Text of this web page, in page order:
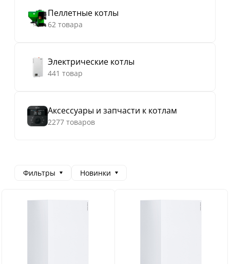
Пеллетные котлы
62 товара
Электрические котлы
441 товар
Аксессуары и запчасти к котлам
2277 товаров
Фильтры Новинки